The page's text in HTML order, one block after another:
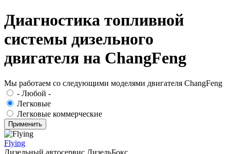
Диагностика топливной
системы дизельного
двигателя на ChangFeng
Мы работаем со следующими моделями двигателя ChangFeng
- Любой -
Легковые
Легковые коммерческие
Flying
Дизельный автосервис ДизельБокс